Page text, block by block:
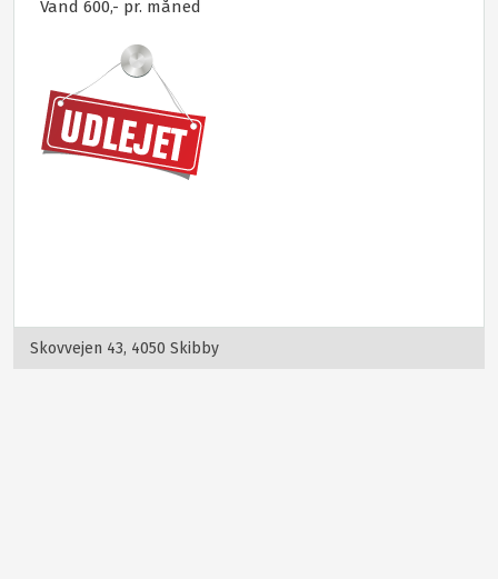
Vand 600,- pr. måned
Skovvejen 43, 4050 Skibby